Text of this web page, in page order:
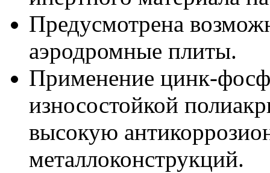
Предусмотрена
аэродромные плиты.
Применение цинк-
износостойкой
высокую
металлоконструкций.